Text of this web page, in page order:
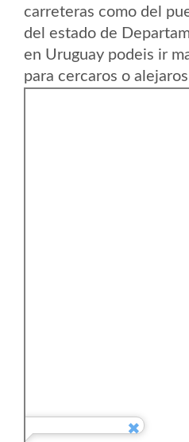
carreteras como del
del estado de
en Uruguay podeis ir
para cercaros o